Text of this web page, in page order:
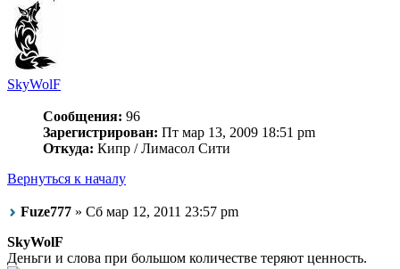
SkyWolF
Сообщения: 96
Зарегистрирован: Пт мар 13, 2009 18:51 pm
Откуда: Кипр / Лимасол Сити
Вернуться к началу
Fuze777 » Сб мар 12, 2011 23:57 pm
SkyWolF
Деньги и слова при большом количестве теряют ценность.